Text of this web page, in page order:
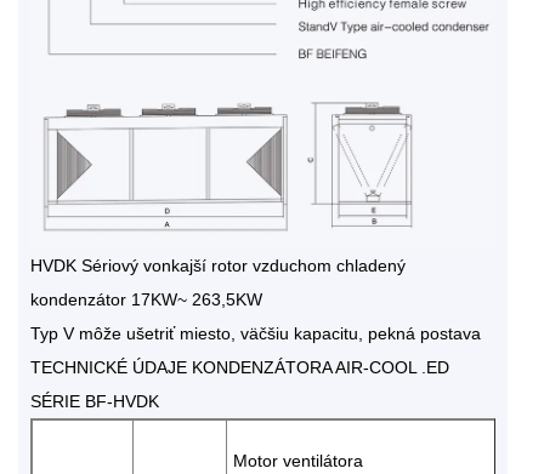
HVDK Sériový vonkajší rotor vzduchom chladený
kondenzátor 17KW~ 263,5KW
Typ V môže ušetriť miesto, väčšiu kapacitu, pekná postava
TECHNICKÉ ÚDAJE KONDENZÁTORA AIR-COOL .ED
SÉRIE BF-HVDK
Motor ventilátora